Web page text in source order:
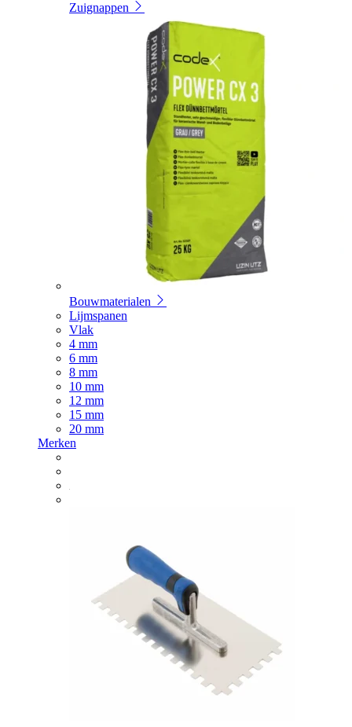
Zuignappen
Bouwmaterialen
Lijmspanen
Vlak
4 mm
6 mm
8 mm
10 mm
12 mm
15 mm
20 mm
Merken